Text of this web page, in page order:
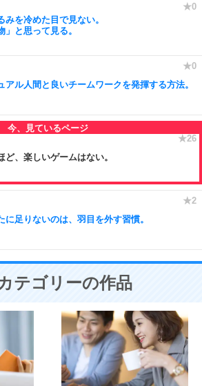
みを冷めた目で見ない。
」と思って見る。
アル人間と良いチームワークを発揮する方法。
ど、楽しいゲームはない。
に足りないのは、羽目を外す習慣。
テゴリーの作品